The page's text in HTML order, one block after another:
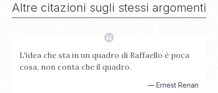
Altre citazioni sugli stessi argomenti
L'idea che sta in un quadro di Raffaello è poca
cosa, non conta che il quadro.
— Ernest Renan